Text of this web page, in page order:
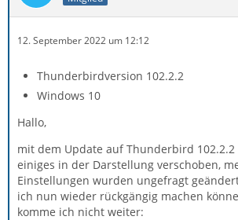
12. September 2022 um 12:12
Thunderbirdversion 102.2.2
Windows 10
Hallo,
mit dem Update auf Thunderbird
einiges in der Darstellung verschoben,
Einstellungen wurden ungefragt
ich nun wieder rückgängig machen
komme ich nicht weiter: